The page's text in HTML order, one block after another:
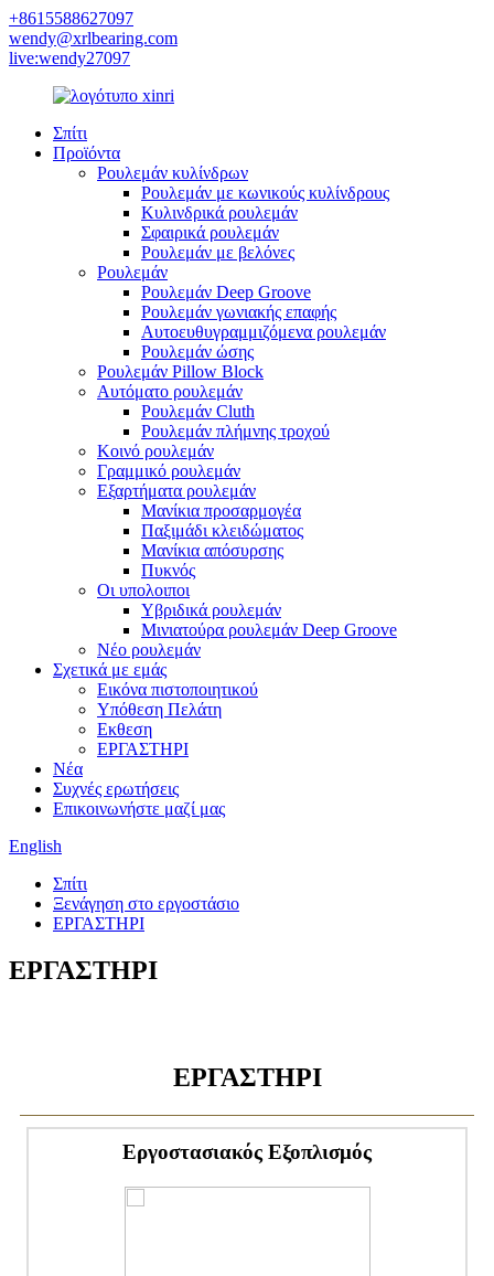
+8615588627097
wendy@xrlbearing.com
live:wendy27097
Σπίτι
Προϊόντα
Ρουλεμάν κυλίνδρων
Ρουλεμάν με κωνικούς κυλίνδρους
Κυλινδρικά ρουλεμάν
Σφαιρικά ρουλεμάν
Ρουλεμάν με βελόνες
Ρουλεμάν
Ρουλεμάν Deep Groove
Ρουλεμάν γωνιακής επαφής
Αυτοευθυγραμμιζόμενα ρουλεμάν
Ρουλεμάν ώσης
Ρουλεμάν Pillow Block
Αυτόματο ρουλεμάν
Ρουλεμάν Cluth
Ρουλεμάν πλήμνης τροχού
Κοινό ρουλεμάν
Γραμμικό ρουλεμάν
Εξαρτήματα ρουλεμάν
Μανίκια προσαρμογέα
Παξιμάδι κλειδώματος
Μανίκια απόσυρσης
Πυκνός
Οι υπολοιποι
Υβριδικά ρουλεμάν
Μινιατούρα ρουλεμάν Deep Groove
Νέο ρουλεμάν
Σχετικά με εμάς
Εικόνα πιστοποιητικού
Υπόθεση Πελάτη
Εκθεση
ΕΡΓΑΣΤΗΡΙ
Νέα
Συχνές ερωτήσεις
Επικοινωνήστε μαζί μας
English
Σπίτι
Ξενάγηση στο εργοστάσιο
ΕΡΓΑΣΤΗΡΙ
ΕΡΓΑΣΤΗΡΙ
ΕΡΓΑΣΤΗΡΙ
Εργοστασιακός Εξοπλισμός